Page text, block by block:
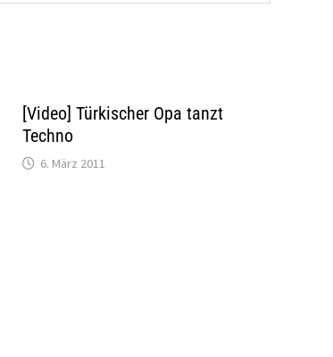
[Video] Türkischer Opa tanzt
Techno
6. März 2011